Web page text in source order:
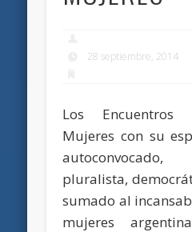
28 septiembre, 2014
Los Encuentros
Mujeres con su
autoconvocado,
pluralista,
sumado al
mujeres